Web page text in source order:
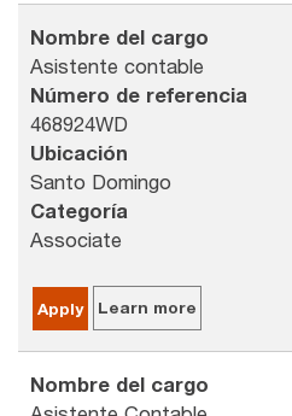
Nombre del cargo
Asistente contable
Número de referencia
468924WD
Ubicación
Santo Domingo
Categoría
Associate
Apply Learn more
Nombre del cargo